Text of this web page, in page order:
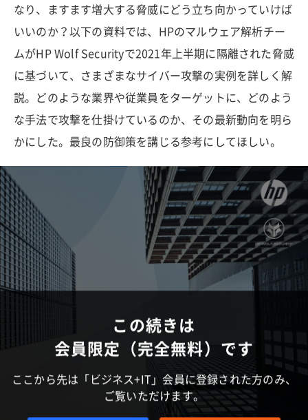
なり、ますます増大する脅威にどう立ち向かっていけば
いいのか？以下の資料では、HPのマルウェア解析チー
ムがHP Wolf Securityで2021年上半期に隔離された脅威
に基づいて、さまざまなサイバー攻撃の実例を詳しく解
説。どのような業界や従業員をターゲットに、どのよう
な手法で攻撃を仕掛けているのか、その最新動向を明ら
かにした。最良の防御策を講じる参考にしてほしい。
この続きは
会員限定（完全無料）です
ここから先は「ビジネス+IT」会員に登録された方のみ、
ご覧いただけます。